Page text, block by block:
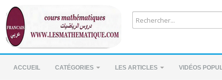
ACCUEIL CATÉGORIES LES ARTICLES VIDÉOS